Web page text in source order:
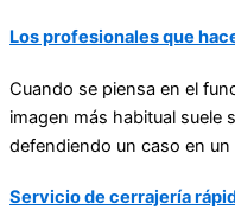
Los profesionales que
Cuando se piensa en el
imagen más habitual suele
defendiendo un caso en
Servicio de cerrajería